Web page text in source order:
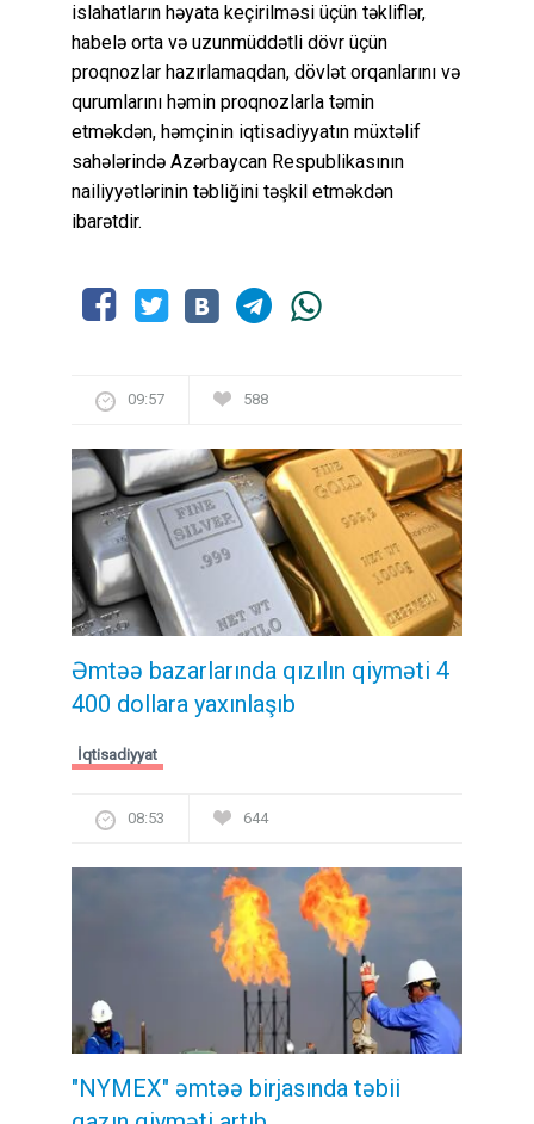
islahatların həyata keçirilməsi üçün təkliflər,
habelə orta və uzunmüddətli dövr üçün
proqnozlar hazırlamaqdan, dövlət orqanlarını və
qurumlarını həmin proqnozlarla təmin
etməkdən, həmçinin iqtisadiyyatın müxtəlif
sahələrində Azərbaycan Respublikasının
nailiyyətlərinin təbliğini təşkil etməkdən
ibarətdir.
09:57 588
Əmtəə bazarlarında qızılın qiyməti 4
400 dollara yaxınlaşıb
İqtisadiyyat
08:53 644
"NYMEX" əmtəə birjasında təbii